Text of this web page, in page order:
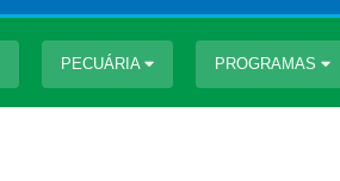
PECUÁRIA PROGRAMAS